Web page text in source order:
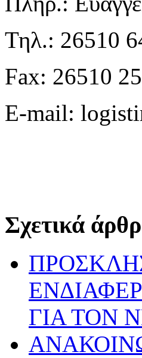
Τηλ.: 26510
Fax: 26510
E-mail:
Σχετικά
ΓΙΑ ΤΟΝ